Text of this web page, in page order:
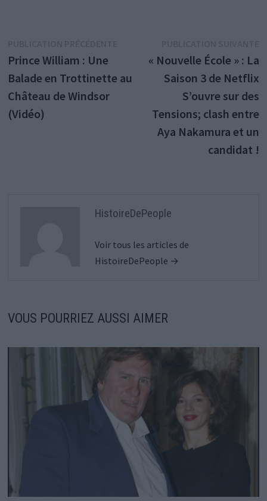
de
l’article
précédente :
Prince William : Une
Balade en Trottinette au
Château de Windsor
(Vidéo)
« Nouvelle École » : La
Saison 3 de Netflix
S’ouvre sur des
Tensions; clash entre
Aya Nakamura et un
candidat !
HistoireDePeople
Voir tous les articles de
HistoireDePeople →
VOUS POURRIEZ AUSSI AIMER